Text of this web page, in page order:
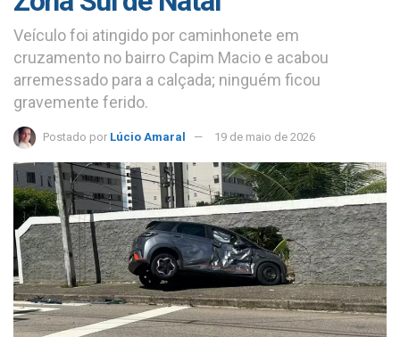
Veículo foi atingido por caminhonete em
cruzamento no bairro Capim Macio e acabou
arremessado para a calçada; ninguém ficou
gravemente ferido.
Postado por Lúcio Amaral 19 de maio de 2026